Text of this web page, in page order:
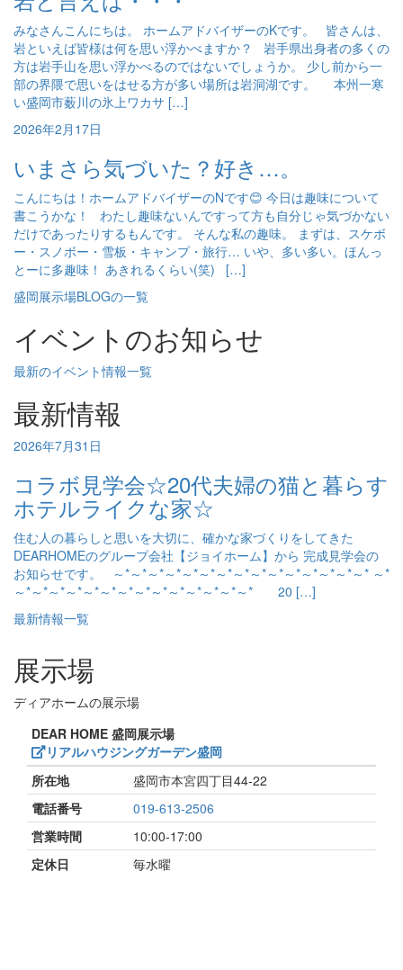
みなさんこんにちは。 ホームアドバイザーのKです。 皆さんは、
岩といえば皆様は何を思い浮かべますか？ 岩手県出身者の多くの
方は岩手山を思い浮かべるのではないでしょうか。 少し前から一
部の界隈で思いをはせる方が多い場所は岩洞湖です。 本州一寒
い盛岡市薮川の氷上ワカサ […]
2026年2月17日
いまさら気づいた？好き…。
こんにちは！ホームアドバイザーのNです😊 今日は趣味について
書こうかな！ わたし趣味ないんですって方も自分じゃ気づかない
だけであったりするもんです。 そんな私の趣味。 まずは、スケボ
ー・スノボー・雪板・キャンプ・旅行… いや、多い多い。ほんっ
とーに多趣味！ あきれるくらい(笑) […]
盛岡展示場BLOGの一覧
イベントのお知らせ
最新のイベント情報一覧
最新情報
2026年7月31日
コラボ見学会☆20代夫婦の猫と暮らす
ホテルライクな家☆
住む人の暮らしと思いを大切に、確かな家づくりをしてきた
DEARHOMEのグループ会社【ジョイホーム】から 完成見学会の
お知らせです。 ～*～*～*～*～*～*～*～*～*～*～*～*～*～*～* ～*
～*～*～*～*～*～*～*～*～*～*～*～*～*～* 20 […]
最新情報一覧
展示場
ディアホームの展示場
DEAR HOME 盛岡展示場
リアルハウジングガーデン盛岡
所在地
盛岡市本宮四丁目44-22
電話番号
019-613-2506
営業時間
10:00-17:00
定休日
毎水曜